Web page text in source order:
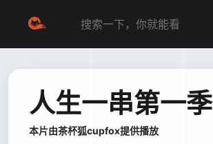
人生一串第一季
本片由茶杯狐cupfox提供播放